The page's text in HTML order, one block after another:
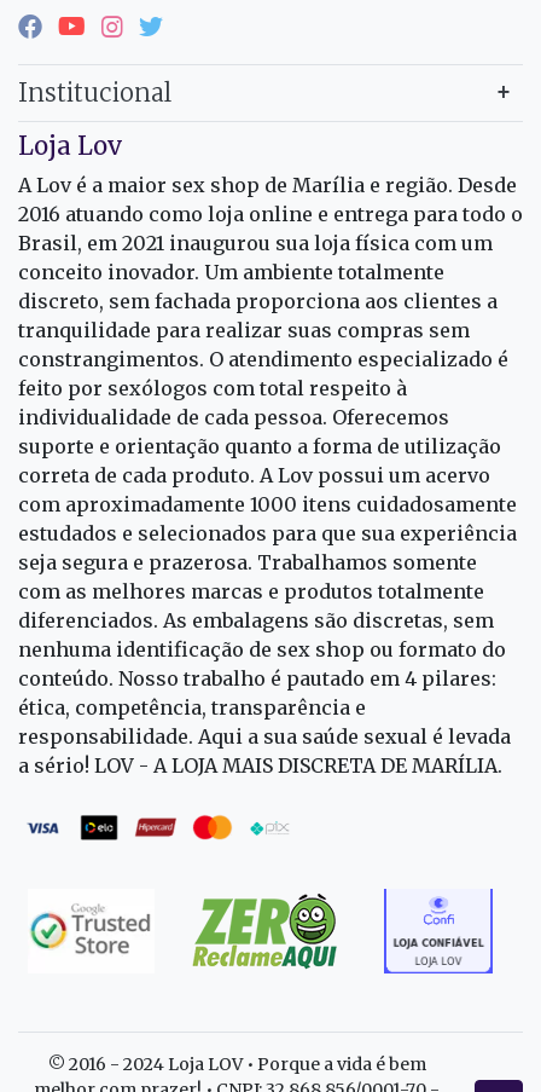
Institucional
Loja Lov
A Lov é a maior sex shop de Marília e região. Desde
2016 atuando como loja online e entrega para todo o
Brasil, em 2021 inaugurou sua loja física com um
conceito inovador. Um ambiente totalmente
discreto, sem fachada proporciona aos clientes a
tranquilidade para realizar suas compras sem
constrangimentos. O atendimento especializado é
feito por sexólogos com total respeito à
individualidade de cada pessoa. Oferecemos
suporte e orientação quanto a forma de utilização
correta de cada produto. A Lov possui um acervo
com aproximadamente 1000 itens cuidadosamente
estudados e selecionados para que sua experiência
seja segura e prazerosa. Trabalhamos somente
com as melhores marcas e produtos totalmente
diferenciados. As embalagens são discretas, sem
nenhuma identificação de sex shop ou formato do
conteúdo. Nosso trabalho é pautado em 4 pilares:
ética, competência, transparência e
responsabilidade. Aqui a sua saúde sexual é levada
a sério! LOV - A LOJA MAIS DISCRETA DE MARÍLIA.
© 2016 - 2024 Loja LOV • Porque a vida é bem